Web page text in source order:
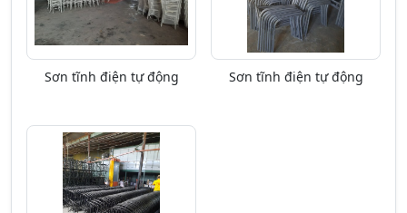
Sơn tĩnh điện tự động Sơn tĩnh điện tự động